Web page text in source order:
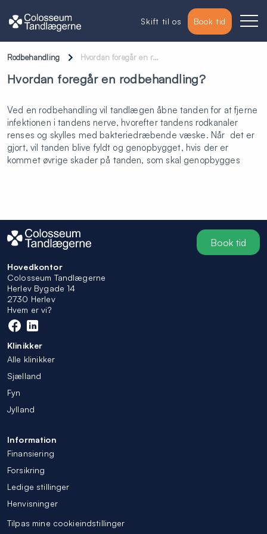
Rodbehandling Hvordan foregår en r…
Hvordan foregår en rodbehandling?
Ved en rodbehandling vil tandlægen åbne tanden for at fjerne
infektionen i tandens nerve, hvorefter tandens rodkanaler
renses og skylles med bakteriedræbende væske. Når det er
gjort, vil tanden blive fyldt og genopbygget, hvis der er
kommet øvrige skader på tanden, som skal genopbygges
Book tid
Hovedkontor
Colosseum Tandlægerne
Herlev Bygade 14
2730 Herlev
Hvem er vi?
Klinikker
Alle klinikker
Sjælland
Fyn
Jylland
Information
Finansiering
Forsikring
Ledige stillinger
Henvisninger
Tilpas mine cookieindstillinger
Skift til os Book tid